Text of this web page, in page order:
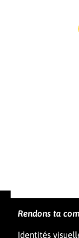
Rendons ta
Identités